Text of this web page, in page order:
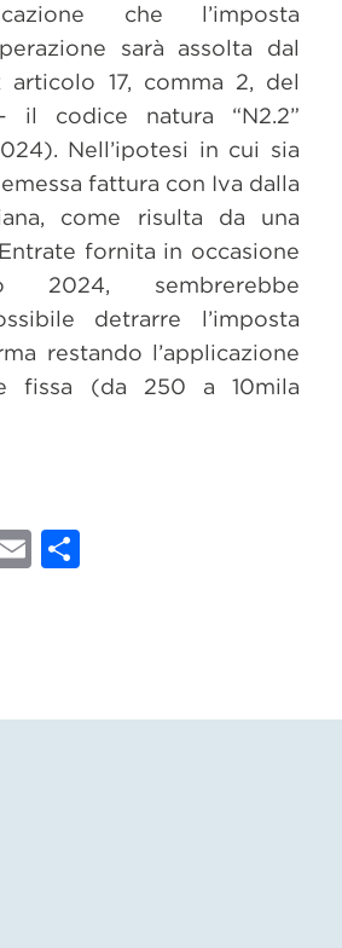
che l’imposta
sarà assolta dal
articolo 17, comma 2, del
il codice natura “N2.2”
Nell’ipotesi in cui sia
fattura con Iva dalla
come risulta da una
fornita in occasione
2024, sembrerebbe
detrarre l’imposta
restando l’applicazione
fissa (da 250 a 10mila
Email